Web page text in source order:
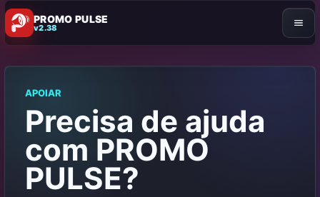
PROMO PULSE
v2.38
APOIAR
Precisa de ajuda
com PROMO
PULSE?